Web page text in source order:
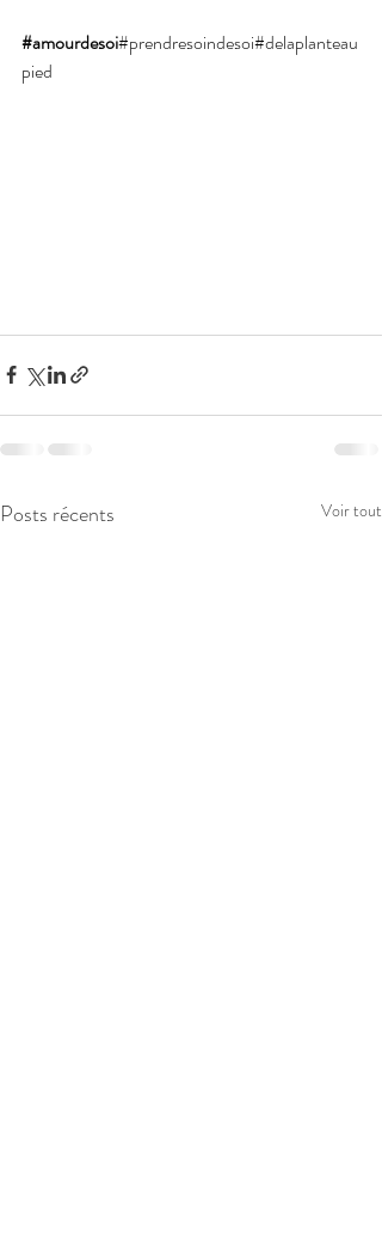
#amourdesoi#prendresoindesoi#delaplanteau
pied
Posts récents Voir tout